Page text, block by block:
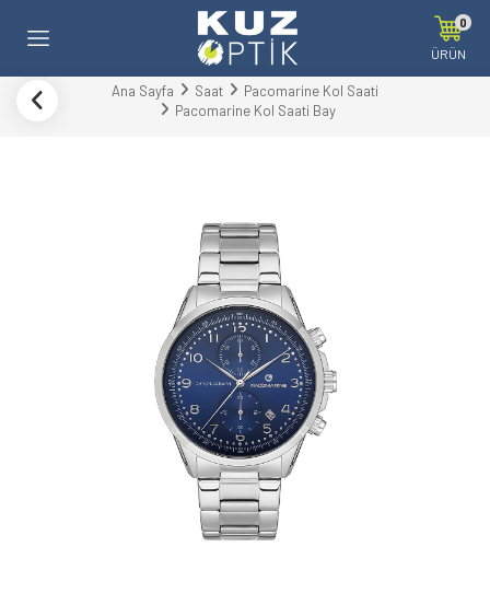
0
ÜRÜN
Ana Sayfa Saat
Pacomarine Kol Saati
Pacomarine Kol Saati Bay